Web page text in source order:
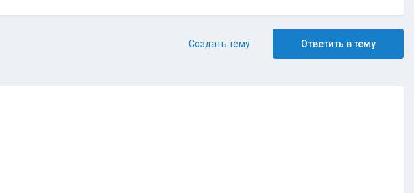
Ответить в тему
Создать тему